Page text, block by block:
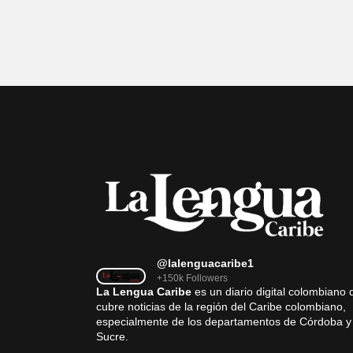
@lalenguacaribe1
+150k Followers
La Lengua Caribe es un diario digital colombiano
cubre noticias de la región del Caribe colombiano,
especialmente de los departamentos de Córdoba y
Sucre.